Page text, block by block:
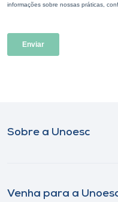
Sobre a Unoesc
Venha para a